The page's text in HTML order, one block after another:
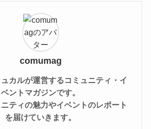
comumag
カルが運営するコミュニティ・イ
ベントマガジンです。
ティの魅力やイベントのレポート
を届けていきます。